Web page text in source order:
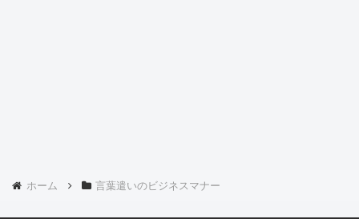
ホーム 言葉遣いのビジネスマナー